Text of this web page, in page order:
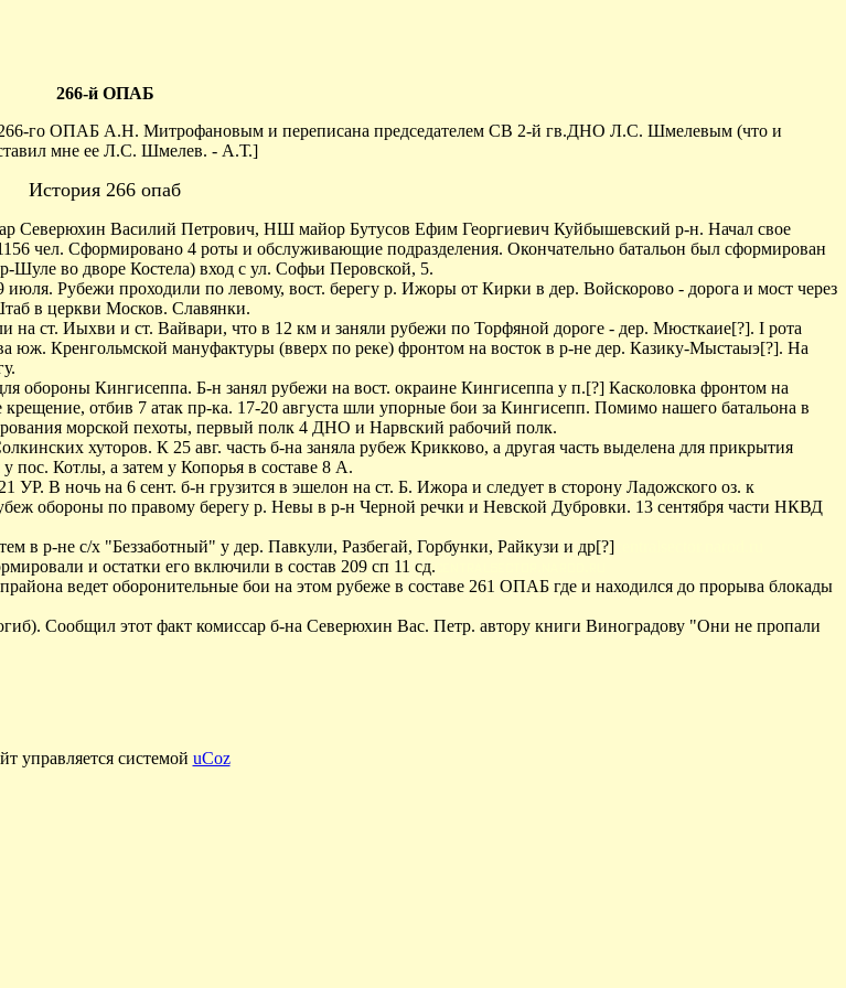
266-й ОПАБ
266-го ОПАБ А.Н. Митрофановым и переписана председателем СВ 2-й гв.ДНО Л.С. Шмелевым (что и
мне ее Л.С. Шмелев. - А.Т.]
История 266 опаб
Северюхин Василий Петрович, НШ майор Бутусов Ефим Георгиевич Куйбышевский р-н. Начал свое
чел. Сформировано 4 роты и обслуживающие подразделения. Окончательно батальон был сформирован
Шуле во дворе Костела) вход с ул. Софьи Перовской, 5.
Рубежи проходили по левому, вост. берегу р. Ижоры от Кирки в дер. Войскорово - дорога и мост через
в церкви Москов. Славянки.
на ст. Иыхви и ст. Вайвари, что в 12 км и заняли рубежи по Торфяной дороге - дер. Мюсткаие[?]. I рота
юж. Кренгольмской мануфактуры (вверх по реке) фронтом на восток в р-не дер. Казику-Мыстаыэ[?]. На
обороны Кингисеппа. Б-н занял рубежи на вост. окраине Кингисеппа у п.[?] Касколовка фронтом на
отбив 7 атак пр-ка. 17-20 августа шли упорные бои за Кингисепп. Помимо нашего батальона в
морской пехоты, первый полк 4 ДНО и Нарвский рабочий полк.
хуторов. К 25 авг. часть б-на заняла рубеж Крикково, а другая часть выделена для прикрытия
Котлы, а затем у Копорья в составе 8 А.
В ночь на 6 сент. б-н грузится в эшелон на ст. Б. Ижора и следует в сторону Ладожского оз. к
обороны по правому берегу р. Невы в р-н Черной речки и Невской Дубровки. 13 сентября части НКВД
в р-не с/х "Беззаботный" у дер. Павкули, Разбегай, Горбунки, Райкузи и др[?]
и остатки его включили в состав 209 сп 11 сд.
ведет оборонительные бои на этом рубеже в составе 261 ОПАБ где и находился до прорыва блокады
Сообщил этот факт комиссар б-на Северюхин Вас. Петр. автору книги Виноградову "Они не пропали
управляется системой uCoz